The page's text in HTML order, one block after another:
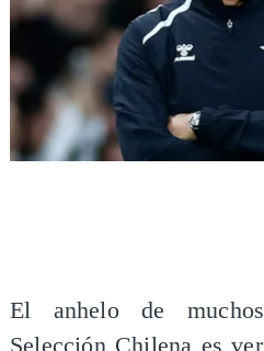
El anhelo de
Selección Chilena es